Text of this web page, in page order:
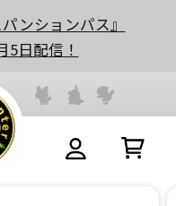
ンションパス』
5日配信！